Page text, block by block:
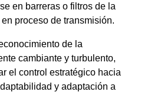
en barreras o filtros de la
proceso de transmisión.
de la
cambiante y turbulento,
el control estratégico hacia
y adaptación a